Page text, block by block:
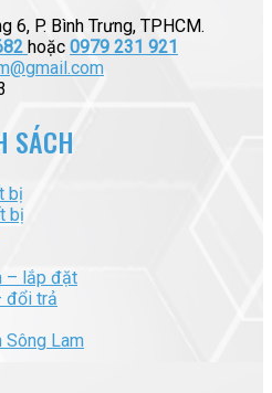
6, P. Bình Trưng, TPHCM.
hoặc 0979 231 921
SÁCH
bị
bị
– lắp đặt
đổi trả
Sông Lam